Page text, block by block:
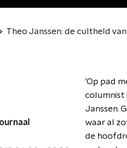
Theo Janssen: de cultheld
'Op pad
columnist
Janssen.
waar al
de